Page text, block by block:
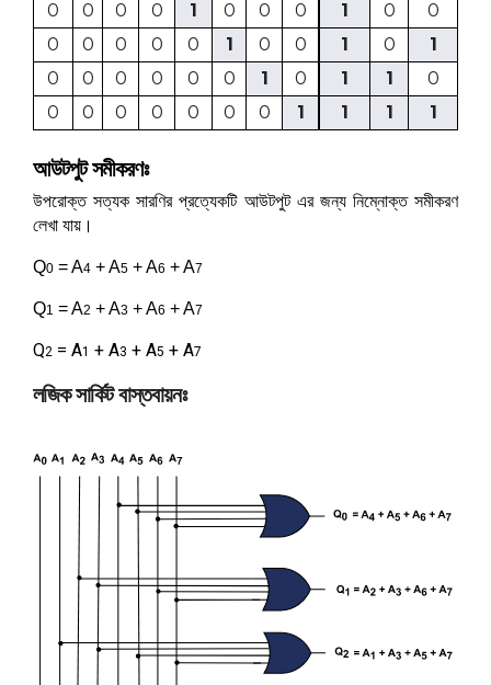
0
0 0 0 1 0 0 0 1 0
0
0
0 0 0 0 1 0 0 1 0
1
0
0 0 0 0 0 1 0 1 1
0
0
0 0 0 0 0 0 1 1 1 1
আউটপুট সমীকরণঃ
উপরোক্ত সত্যক সারণির প্রত্যেকটি আউটপুট এর জন্য নিম্নোক্ত সমীকরণ
লেখা যায়।
Q0 = A4 + A5 + A6 + A7
Q1 = A2 + A3 + A6 + A7
Q2 = A1 + A3 + A5 + A7
লজিক সার্কিট বাস্তবায়নঃ